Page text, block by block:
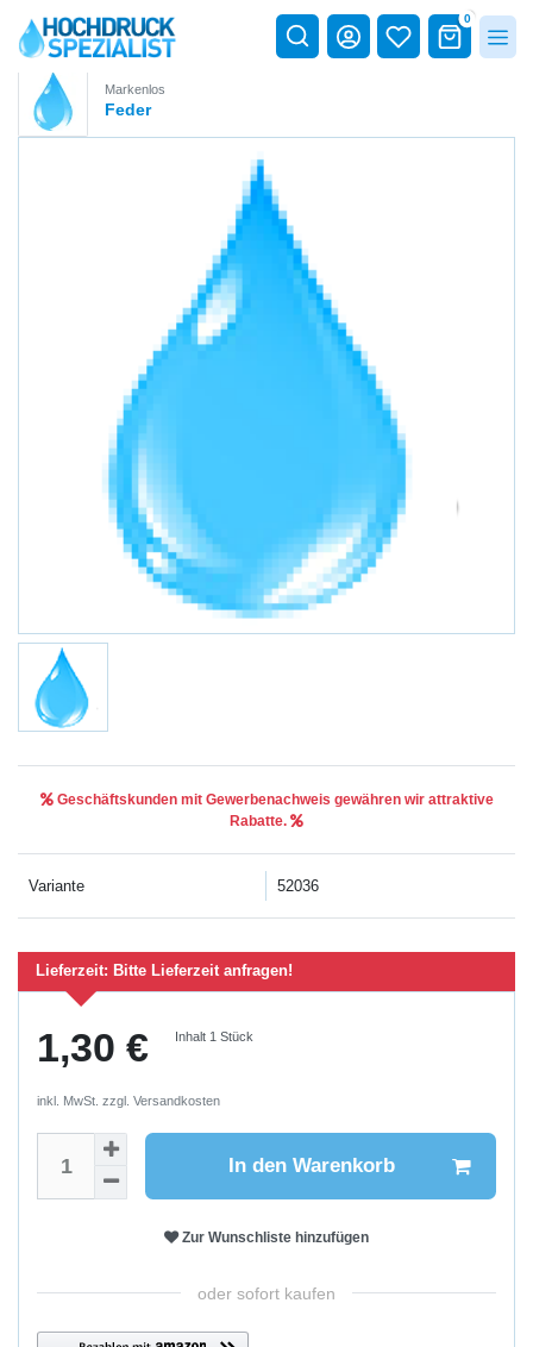
0
Markenlos
Feder
Geschäftskunden mit Gewerbenachweis gewähren wir attraktive
Rabatte.
Variante 52036
Lieferzeit: Bitte Lieferzeit anfragen!
1,30 € Inhalt 1Stück
inkl. MwSt. zzgl. Versandkosten
In den Warenkorb
Zur Wunschliste hinzufügen
oder sofort kaufen